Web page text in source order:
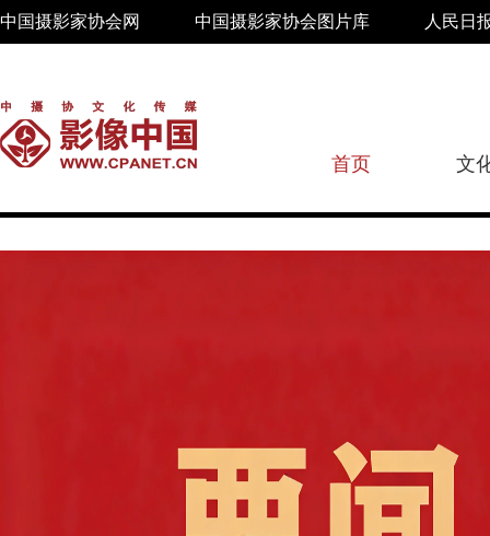
中国摄影家协会网 中国摄影家协会图片库 人民日
首页 文